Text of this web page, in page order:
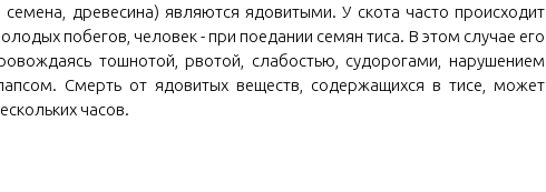
семена, древесина) являются ядовитыми. У скота часто происходит
побегов, человек - при поедании семян тиса. В этом случае его
тошнотой, рвотой, слабостью, судорогами, нарушением
Смерть от ядовитых веществ, содержащихся в тисе, может
часов.